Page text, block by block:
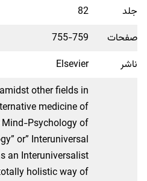
جلد
82
صفحات
755-759
ناشر
Elsevier
other fields in
medicine of
Mind-Psychology of
or” Interuniversal
an Interuniversalist
holistic way of